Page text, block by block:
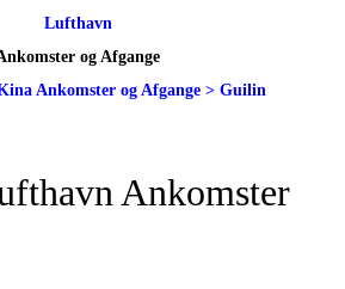
Lufthavn
og Afgange
Ankomster og Afgange > Guilin
Ankomster